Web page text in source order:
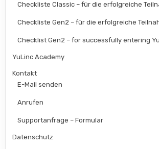
Checkliste Classic – für die erfolgreiche
Checkliste Gen2 – für die erfolgreiche
Checklist Gen2 – for successfully entering
YuLinc Academy
Kontakt
E-Mail senden
Anrufen
Supportanfrage – Formular
Datenschutz